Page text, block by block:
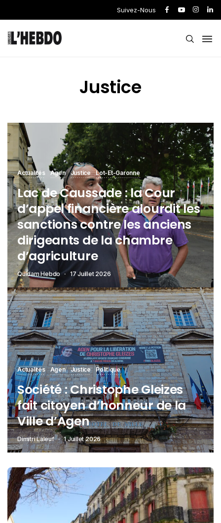
Suivez-Nous
Justice
Actualités Agen Justice Lot-Et-Garonne
Lac de Caussade : la Cour
d’appel financière alourdit les
sanctions contre les anciens
dirigeants de la chambre
d’agriculture
Quidam Hebdo 17 Juillet 2026
Actualités Agen Justice Politique
Société : Christophe Gleizes
fait citoyen d’honneur de la
Ville d’Agen
Dimitri Laleuf 1 Juillet 2026